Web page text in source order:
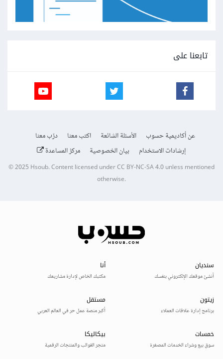
تابعنا على
عن أكاديمية حسوب الأسئلة الشائعة اكتب معنا
درّب معنا
إرشادات الاستخدام
بيان الخصوصية مركز المساعدة
© 2025Hsoub.Content licensed underCC BY-NC-SA 4.0unless mentioned
otherwise.